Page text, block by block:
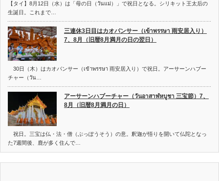
【タイ】8月12日（水）は「母の日（วันแม่）」で祝日となる。シリキット王太后の
生誕日。これまで…
三連休3日目はカオパンサー（เข้าพรรษา 雨安居入り）
7、8月（旧暦8月満月の日の翌日）
30日（木）はカオパンサー（เข้าพรรษา 雨安居入り）で祝日。アーサーンハブー
チャー（วัน…
アーサーンハブーチャー（วันอาสาฬหบูชา 三宝節）7、
8月（旧暦8月満月の日）
祝日。三宝は仏・法・僧（ぶっぽうそう）の意。釈迦が悟りを開いて仏陀となっ
た7週間後、鹿が多く住んで…